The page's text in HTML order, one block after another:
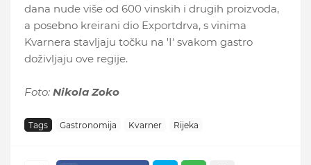
dana nude više od 600 vinskih i drugih proizvoda,
a posebno kreirani dio Exportdrva, s vinima
Kvarnera stavljaju točku na 'I' svakom gastro
doživljaju ove regije.
Foto: Nikola Zoko
Tags Gastronomija Kvarner Rijeka